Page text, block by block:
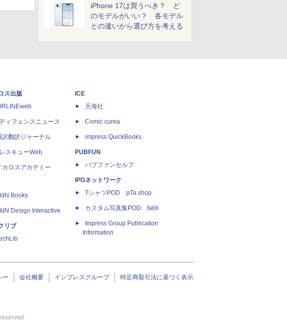
iPhone 17は買うべき？ ど
のモデルがいい？ 各モデル
との違いから選び方を考える
ス出版
ィフェンスニュース
訳翻訳ジャーナル
スキューWeb
カロスアカデミー
Books
Design Interactive
リブ
ICE
天海社
Comic curea
impress QuickBooks
PUBFUN
パブファンセルフ
IPGネットワーク
TシャツPOD pTa.shop
カスタム写真集POD fabli
Impress Group Publication
Information
ー 会社概要 インプレスグループ 特定商取引法に基づく表示